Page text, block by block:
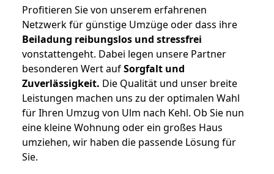
Profitieren Sie von unserem erfahrenen
Netzwerk für günstige Umzüge oder dass ihre
Beiladung reibungslos und stressfrei
vonstattengeht. Dabei legen unsere Partner
besonderen Wert aufSorgfalt und
Zuverlässigkeit. Die Qualität und unser breite
Leistungen machen uns zu der optimalen Wahl
für Ihren Umzug von Ulm nach Kehl. Ob Sie nun
eine kleine Wohnung oder ein großes Haus
umziehen, wir haben die passende Lösung für
Sie.